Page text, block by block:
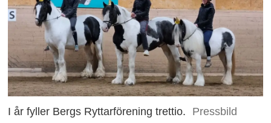
I år fyller Bergs Ryttarförening trettio. Pressbild